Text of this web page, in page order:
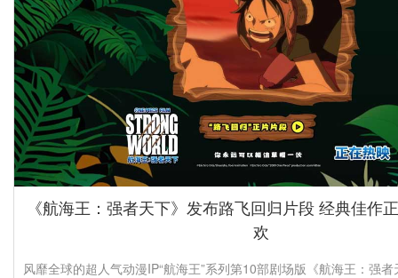
《航海王：强者天下》发布路飞回归片段 经典佳作
欢
风靡全球的超人气动漫IP“航海王”系列第10部剧场版《航海王：强